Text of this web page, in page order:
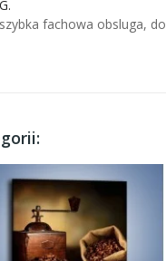
fachowa obsluga,